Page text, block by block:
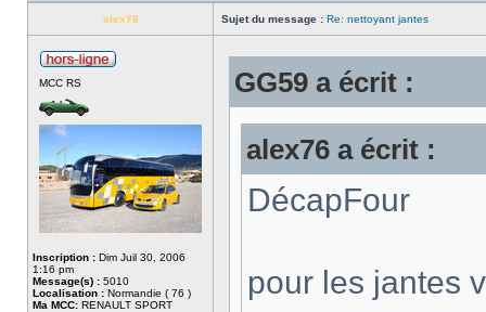
alex76 Sujet du message : Re: nettoyant jantes
MCC RS
Inscription : Dim Juil 30, 2006
1:16 pm
Message(s) : 5010
Localisation : Normandie ( 76 )
Ma MCC: RENAULT SPORT
GG59 a écrit :
alex76 a écrit :
DécapFour
pour les jantes